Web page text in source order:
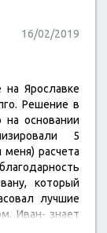
16/02/2019
Ярославке
Решение в
на основании
5
расчета
который
лучшие
Иван- знает